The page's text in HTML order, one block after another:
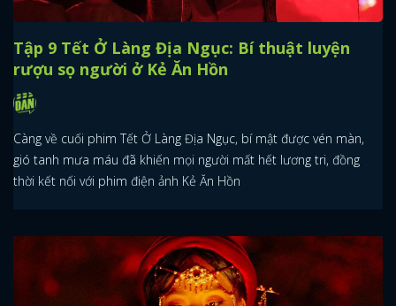
Tập 9 Tết Ở Làng Địa Ngục: Bí thuật luyện
rượu sọ người ở Kẻ Ăn Hồn
Càng về cuối phim Tết Ở Làng Địa Ngục, bí mật được vén màn,
gió tanh mưa máu đã khiến mọi người mất hết lương tri, đồng
thời kết nối với phim điện ảnh Kẻ Ăn Hồn